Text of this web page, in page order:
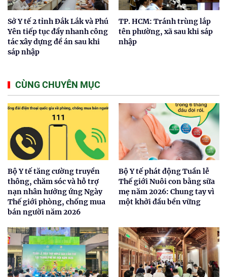
Sở Y tế 2 tỉnh Đắk Lắk và Phú
Yên tiếp tục đẩy nhanh công
tác xây dựng đề án sau khi
sáp nhập
TP. HCM: Tránh trùng lắp
tên phường, xã sau khi sáp
nhập
CÙNG CHUYÊN MỤC
Bộ Y tế tăng cường truyền
thông, chăm sóc và hỗ trợ
nạn nhân hưởng ứng Ngày
Thế giới phòng, chống mua
bán người năm 2026
Bộ Y tế phát động Tuần lễ
Thế giới Nuôi con bằng sữa
mẹ năm 2026: Chung tay vì
một khởi đầu bền vững